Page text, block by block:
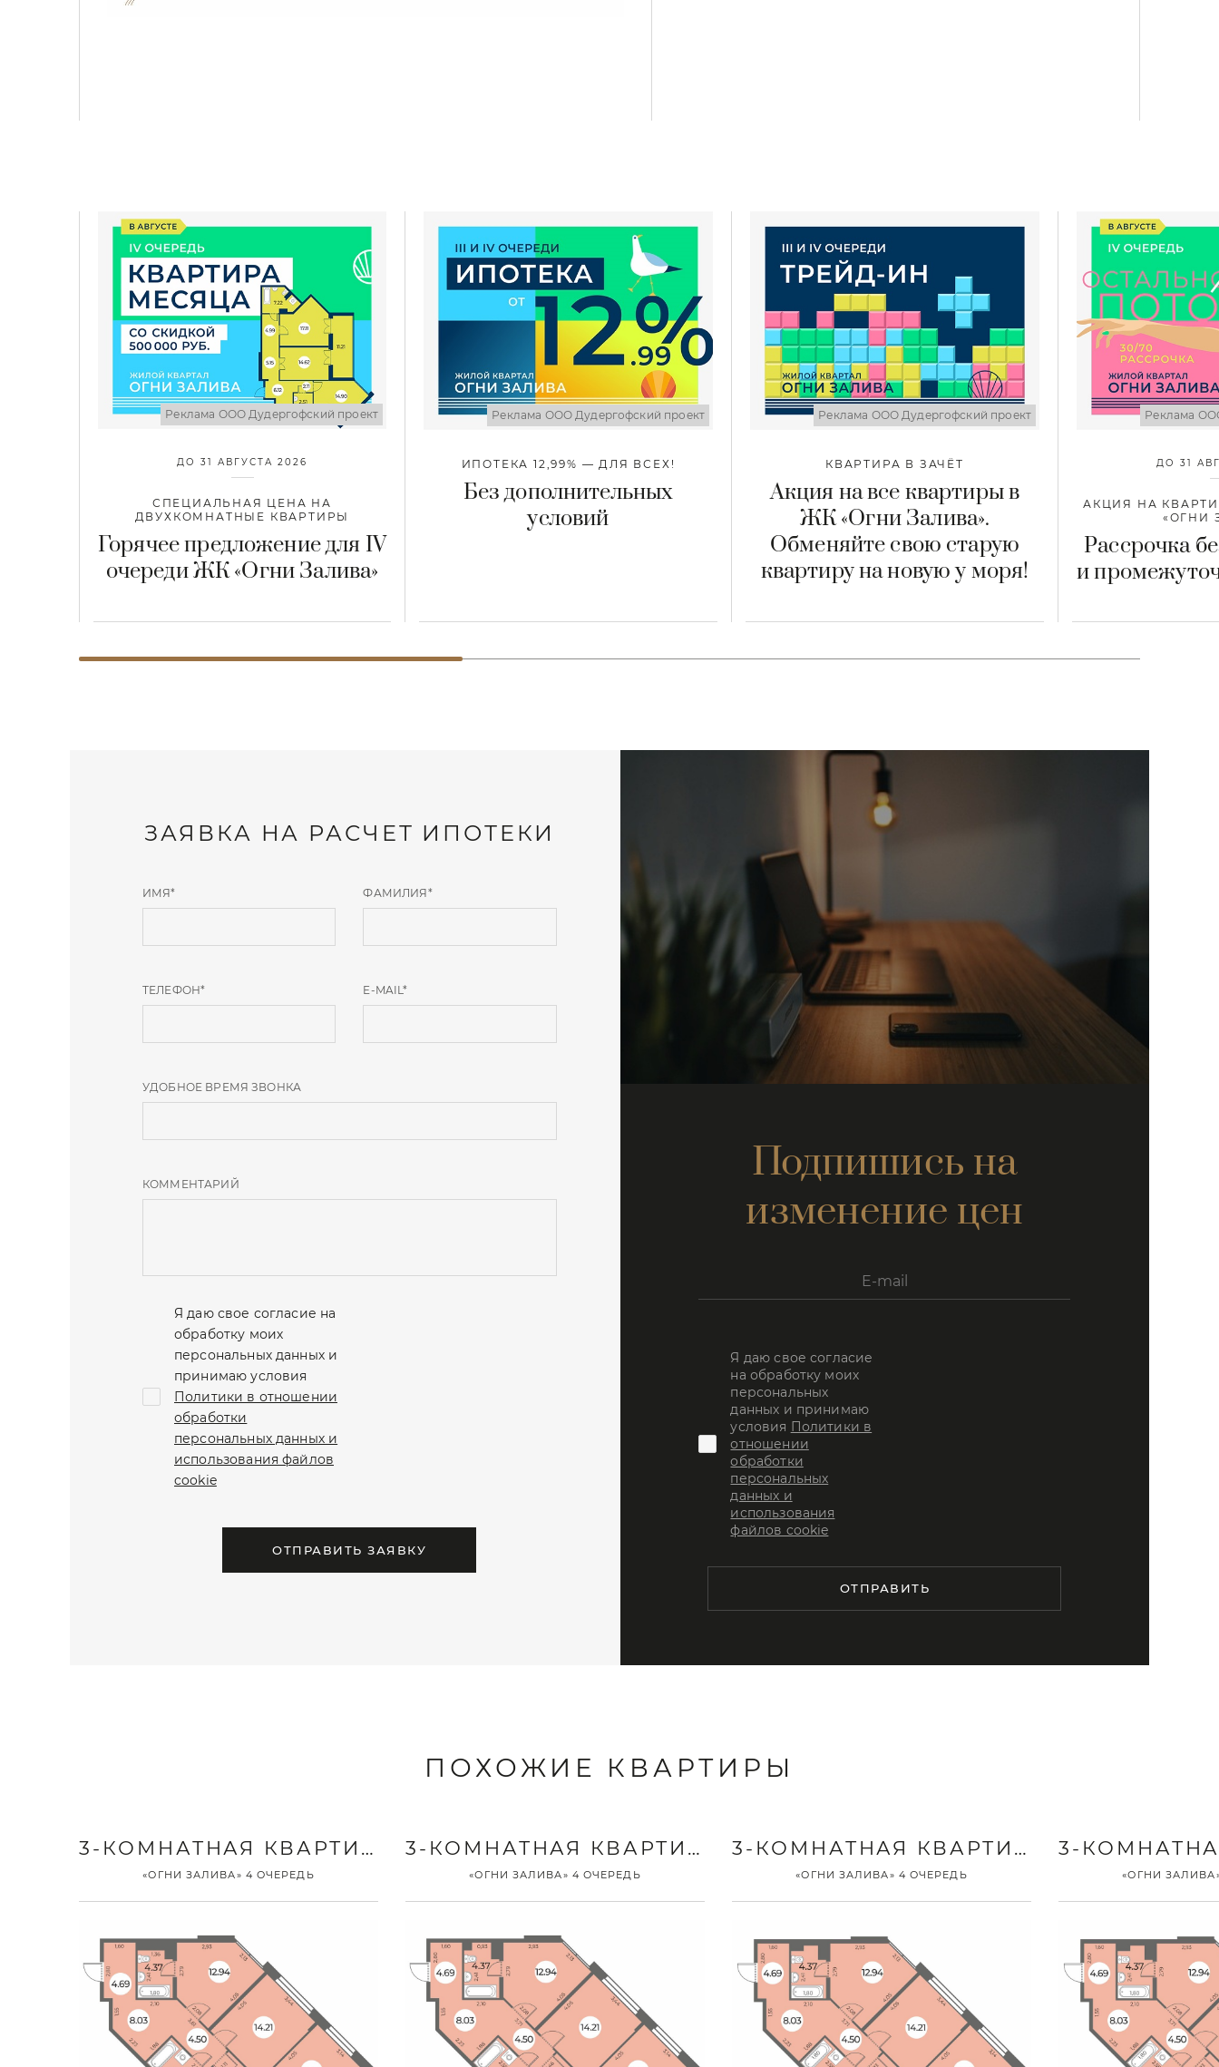
Реклама ООО Дудергофский проект
ДО 31 АВГУСТА 2026
СПЕЦИАЛЬНАЯ ЦЕНА НА
ДВУХКОМНАТНЫЕ КВАРТИРЫ
Горячее предложение для IV
очереди ЖК «Огни Залива»
Реклама ООО Дудергофский проект
ИПОТЕКА 12,99% — ДЛЯ ВСЕХ!
Без дополнительных
условий
Реклама ООО Дудергофский проект
КВАРТИРА В ЗАЧЁТ
Акция на все квартиры в
ЖК «Огни Залива».
Обменяйте свою старую
квартиру на новую у моря!
Реклама
ДО 31
АКЦИЯ НА
«ОГНИ
Рассрочка
и
ЗАЯВКА НА РАСЧЕТ ИПОТЕКИ
ИМЯ* ФАМИЛИЯ*
ТЕЛЕФОН* E-MAIL*
УДОБНОЕ ВРЕМЯ ЗВОНКА
КОММЕНТАРИЙ
Я даю свое согласие на
обработку моих
персональных данных и
принимаю условия
Политики в отношении
обработки
персональных данных и
использования файлов
cookie
ОТПРАВИТЬ ЗАЯВКУ
Подпишись на
изменение цен
Я даю свое согласие
на обработку моих
персональных
данных и принимаю
условия Политики в
отношении
обработки
персональных
данных и
использования
файлов cookie
ОТПРАВИТЬ
ПОХОЖИЕ КВАРТИРЫ
3-КОМНАТНАЯ КВАРТИРА
«ОГНИ ЗАЛИВА» 4 ОЧЕРЕДЬ
3-КОМНАТНАЯ КВАРТИРА
«ОГНИ ЗАЛИВА» 4 ОЧЕРЕДЬ
3-КОМНАТНАЯ КВАРТИРА
«ОГНИ ЗАЛИВА» 4 ОЧЕРЕДЬ «ОГНИ